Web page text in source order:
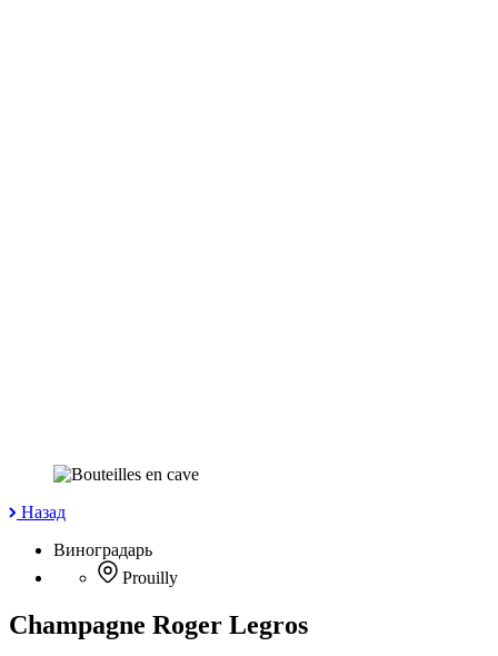
Назад
Виноградарь
Prouilly
Champagne Roger Legros